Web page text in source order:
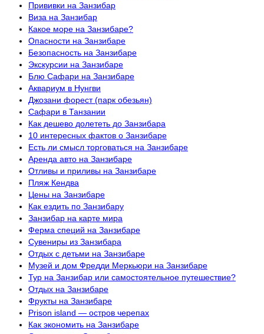
Прививки на Занзибар
Виза на Занзибар
Какое море на Занзибаре?
Опасности на Занзибаре
Безопасность на Занзибаре
Экскурсии на Занзибаре
Блю Сафари на Занзибаре
Аквариум в Нунгви
Джозани форест (парк обезьян)
Сафари в Танзании
Как дешево долететь до Занзибара
10 интересных фактов о Занзибаре
Есть ли смысл торговаться на Занзибаре
Аренда авто на Занзибаре
Отливы и приливы на Занзибаре
Пляж Кендва
Цены на Занзибаре
Как ездить по Занзибару
Занзибар на карте мира
Ферма специй на Занзибаре
Сувениры из Занзибара
Отдых с детьми на Занзибаре
Музей и дом Фредди Меркьюри на Занзибаре
Тур на Занзибар или самостоятельное путешествие?
Отдых на Занзибаре
Фрукты на Занзибаре
Prison island — остров черепах
Как экономить на Занзибаре